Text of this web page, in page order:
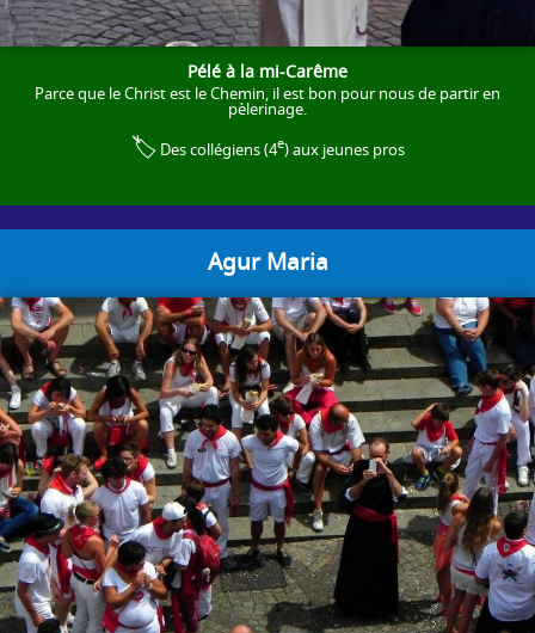
Pélé à la mi-Carême
Parce que le Christ est le Chemin, il est bon pour nous de partir en
pèlerinage.
🏷️Des collégiens (4e) aux jeunes pros
Agur Maria